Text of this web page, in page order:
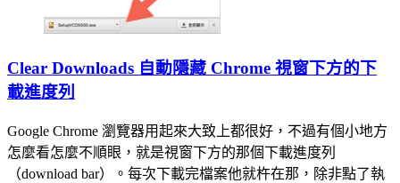
Clear Downloads 自動隱藏 Chrome 視窗下方的下
載進度列
Google Chrome 瀏覽器用起來大致上都很好，不過有個小地方
怎麼看怎麼不順眼，就是視窗下方的那個下載進度列
（download bar）。每次下載完檔案他就杵在那，除非點了執